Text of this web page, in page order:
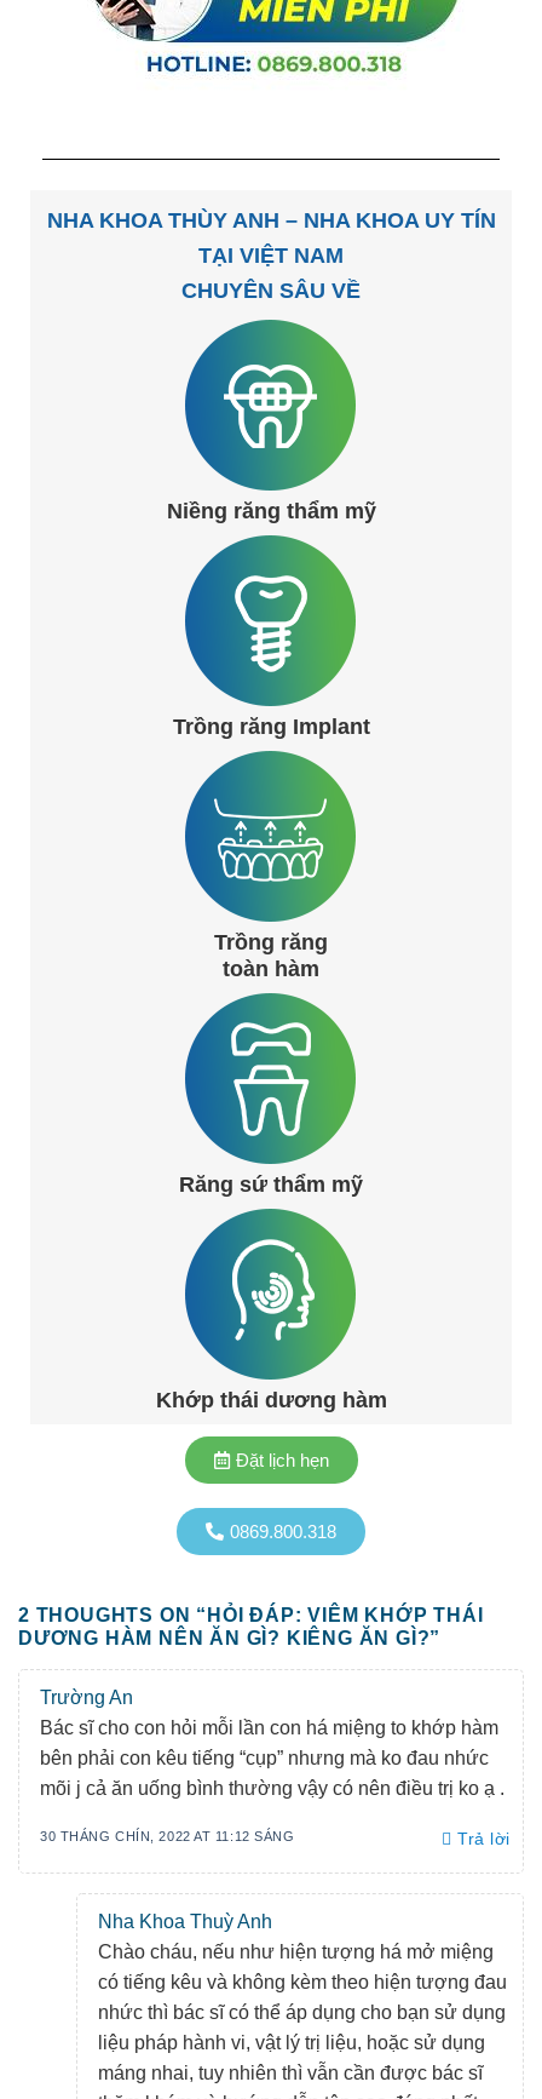
NHA KHOA THÙY ANH – NHA KHOA UY TÍN
TẠI VIỆT NAM
CHUYÊN SÂU VỀ
Niềng răng thẩm mỹ
Trồng răng Implant
Trồng răng
toàn hàm
Răng sứ thẩm mỹ
Khớp thái dương hàm
0869.800.318
Đặt lịch hẹn
2 THOUGHTS ON “ HỎI ĐÁP: VIÊM KHỚP THÁI
DƯƠNG HÀM NÊN ĂN GÌ? KIÊNG ĂN GÌ?”
Trường An
Bác sĩ cho con hỏi mỗi lần con há miệng to khớp hàm
bên phải con kêu tiếng “cụp” nhưng mà ko đau nhức
mõi j cả ăn uống bình thường vậy có nên điều trị ko ạ .
30 THÁNG CHÍN, 2022 AT 11:12 SÁNG Trả lời
Nha Khoa Thuỳ Anh
Chào cháu, nếu như hiện tượng há mở miệng
có tiếng kêu và không kèm theo hiện tượng đau
nhức thì bác sĩ có thể áp dụng cho bạn sử dụng
liệu pháp hành vi, vật lý trị liệu, hoặc sử dụng
máng nhai, tuy nhiên thì vẫn cần được bác sĩ